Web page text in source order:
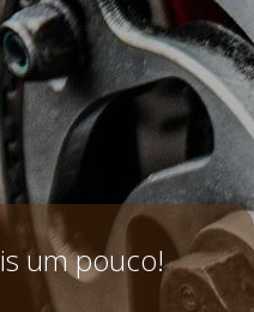
um pouco!